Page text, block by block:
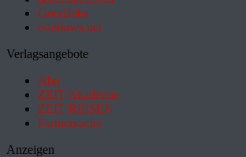
GoodJobs
e-fellows.net
Verlagsangebote
Abo
ZEIT Akademie
ZEIT REISEN
Partnersuche
Anzeigen